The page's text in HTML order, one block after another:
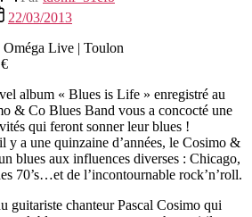
22/03/2013
Live | Toulon
album « Blues is Life » enregistré au
& Co Blues Band vous a concocté une
qui feront sonner leur blues !
y a une quinzaine d’années, le Cosimo &
blues aux influences diverses : Chicago,
70’s…et de l’incontournable rock’n’roll.
guitariste chanteur Pascal Cosimo qui